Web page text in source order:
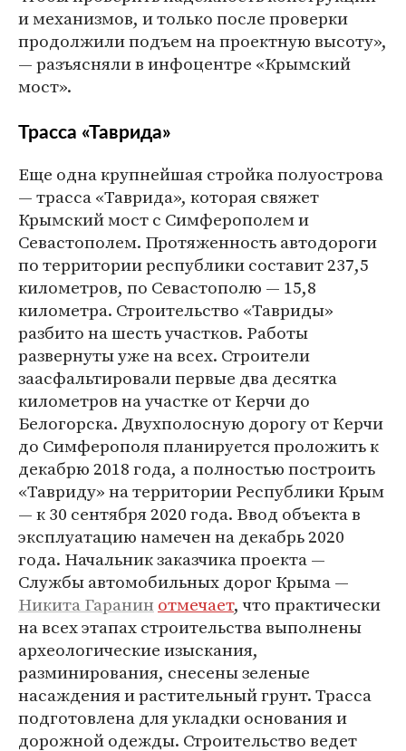
и механизмов, и только после проверки
продолжили подъем на проектную высоту»,
— разъясняли в инфоцентре «Крымский
мост».
Трасса «Таврида»
Еще одна крупнейшая стройка полуострова
— трасса «Таврида», которая свяжет
Крымский мост с Симферополем и
Севастополем. Протяженность автодороги
по территории республики составит 237,5
километров, по Севастополю — 15,8
километра. Строительство «Тавриды»
разбито на шесть участков. Работы
развернуты уже на всех. Строители
заасфальтировали первые два десятка
километров на участке от Керчи до
Белогорска. Двухполосную дорогу от Керчи
до Симферополя планируется проложить к
декабрю 2018 года, а полностью построить
«Тавриду» на территории Республики Крым
— к 30 сентября 2020 года. Ввод объекта в
эксплуатацию намечен на декабрь 2020
года. Начальник заказчика проекта —
Службы автомобильных дорог Крыма —
Никита Гаранин отмечает, что практически
на всех этапах строительства выполнены
археологические изыскания,
разминирования, снесены зеленые
насаждения и растительный грунт. Трасса
подготовлена для укладки основания и
дорожной одежды. Строительство ведет